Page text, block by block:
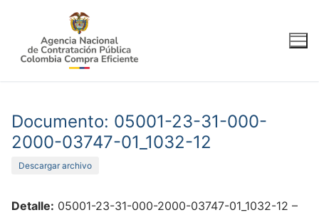
contenido
Documento: 05001-23-31-000-
2000-03747-01_1032-12
Descargar archivo
Detalle: 05001-23-31-000-2000-03747-01_1032-12 –